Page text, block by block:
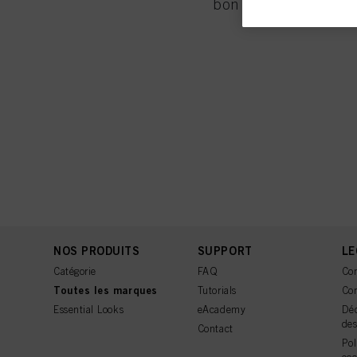
NOS PRODUITS
Catégorie
Toutes les marques
Essential Looks
SUPPORT
FAQ
Tutorials
eAcademy
Contact
bon endroit.